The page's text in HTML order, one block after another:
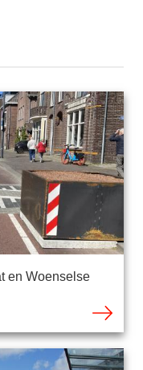
en Woenselse